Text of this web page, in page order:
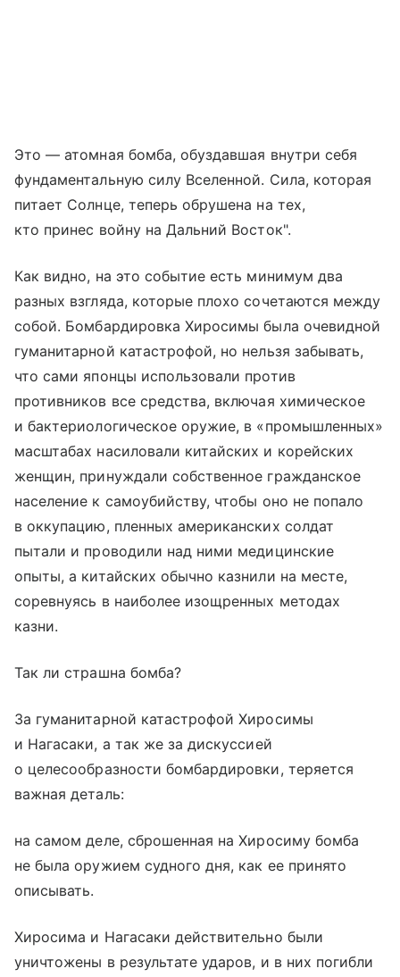
Это — атомная бомба, обуздавшая внутри себя
фундаментальную силу Вселенной. Сила, которая
питает Солнце, теперь обрушена на тех,
кто принес войну на Дальний Восток".
Как видно, на это событие есть минимум два
разных взгляда, которые плохо сочетаются между
собой. Бомбардировка Хиросимы была очевидной
гуманитарной катастрофой, но нельзя забывать,
что сами японцы использовали против
противников все средства, включая химическое
и бактериологическое оружие, в «промышленных»
масштабах насиловали китайских и корейских
женщин, принуждали собственное гражданское
население к самоубийству, чтобы оно не попало
в оккупацию, пленных американских солдат
пытали и проводили над ними медицинские
опыты, а китайских обычно казнили на месте,
соревнуясь в наиболее изощренных методах
казни.
Так ли страшна бомба?
За гуманитарной катастрофой Хиросимы
и Нагасаки, а так же за дискуссией
о целесообразности бомбардировки, теряется
важная деталь:
на самом деле, сброшенная на Хиросиму бомба
не была оружием судного дня, как ее принято
описывать.
Хиросима и Нагасаки действительно были
уничтожены в результате ударов, и в них погибли